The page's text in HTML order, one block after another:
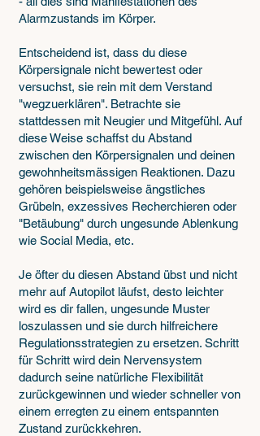
Alarmzustands im Körper.
Entscheidend ist, dass du diese
Körpersignale nicht bewertest oder
versuchst, sie rein mit dem Verstand
"wegzuerklären". Betrachte sie
stattdessen mit Neugier und Mitgefühl. Auf
diese Weise schaffst du Abstand
zwischen den Körpersignalen und deinen
gewohnheitsmässigen Reaktionen. Dazu
gehören beispielsweise ängstliches
Grübeln, exzessives Recherchieren oder
"Betäubung" durch ungesunde Ablenkung
wie Social Media, etc.
Je öfter du diesen Abstand übst und nicht
mehr auf Autopilot läufst, desto leichter
wird es dir fallen, ungesunde Muster
loszulassen und sie durch hilfreichere
Regulationsstrategien zu ersetzen. Schritt
für Schritt wird dein Nervensystem
dadurch seine natürliche Flexibilität
zurückgewinnen und wieder schneller von
einem erregten zu einem entspannten
Zustand zurückkehren.